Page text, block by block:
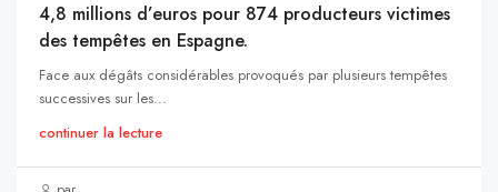
4,8 millions d’euros pour 874 producteurs victimes
des tempêtes en Espagne.
Face aux dégâts considérables provoqués par plusieurs tempêtes
successives sur les...
continuer la lecture